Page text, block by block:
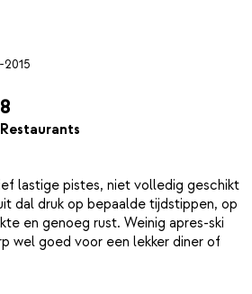
8
Restaurants
lastige pistes, niet volledig geschikt
dal druk op bepaalde tijdstippen, op
en genoeg rust. Weinig apres-ski
wel goed voor een lekker diner of